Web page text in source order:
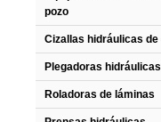
pozo
Cizallas hidráulicas de
Plegadoras
Roladoras de láminas